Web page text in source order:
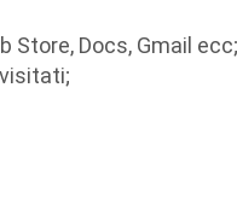
Store, Docs, Gmail ecc;